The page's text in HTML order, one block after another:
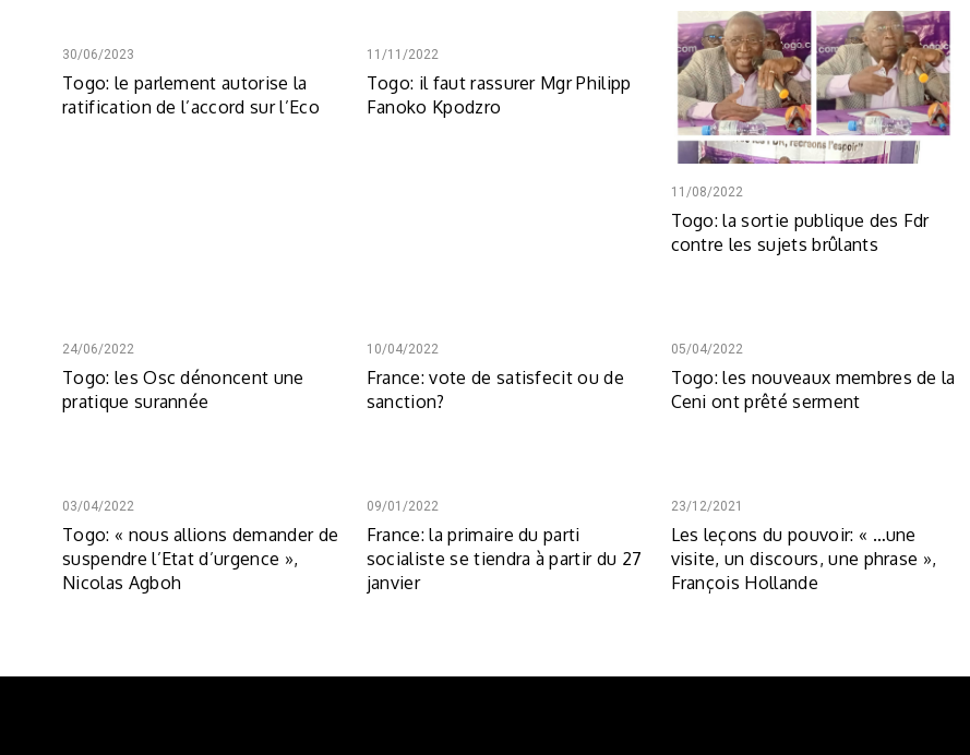
30/06/2023
Togo: le parlement autorise la
ratification de l’accord sur l’Eco
11/11/2022
Togo: il faut rassurer Mgr Philipp
Fanoko Kpodzro
11/08/2022
Togo: la sortie publique des Fdr
contre les sujets brûlants
24/06/2022
Togo: les Osc dénoncent une
pratique surannée
10/04/2022
France: vote de satisfecit ou de
sanction?
05/04/2022
Togo: les nouveaux membres de la
Ceni ont prêté serment
03/04/2022
Togo: « nous allions demander de
suspendre l’Etat d’urgence »,
Nicolas Agboh
09/01/2022
France: la primaire du parti
socialiste se tiendra à partir du 27
janvier
23/12/2021
Les leçons du pouvoir: « …une
visite, un discours, une phrase »,
François Hollande